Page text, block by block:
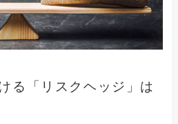
る「リスクヘッジ」は